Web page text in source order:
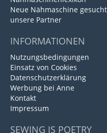
Neue Nähmaschine gesucht
unsere Partner
INFORMATIONEN
Nutzungsbedingungen
Einsatz von Cookies
Datenschutzerklärung
Werbung bei Anne
Kontakt
Impressum
SEWING IS POETRY